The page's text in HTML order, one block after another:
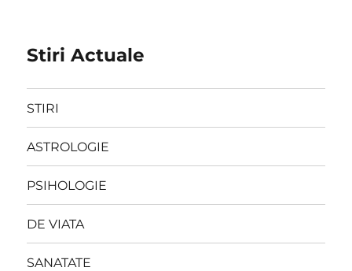
Stiri Actuale
STIRI
ASTROLOGIE
PSIHOLOGIE
DE VIATA
SANATATE